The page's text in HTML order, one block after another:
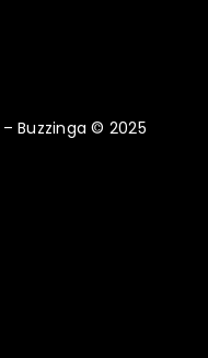
– Buzzinga © 2025